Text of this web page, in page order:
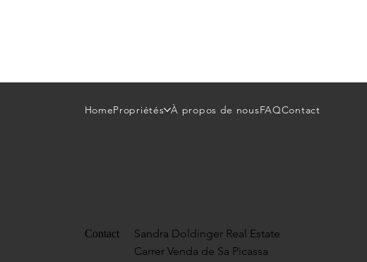
HomePropriétés À propos de nousFAQContact
Contact
Sandra Doldinger Real Estate
Carrer Venda de Sa Picassa